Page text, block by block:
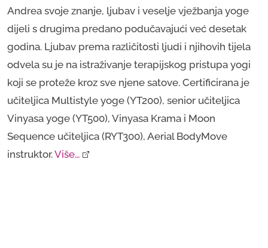
Andrea svoje znanje, ljubav i veselje vježbanja yoge
dijeli s drugima predano podučavajući već desetak
godina. Ljubav prema različitosti ljudi i njihovih tijela
odvela su je na istraživanje terapijskog pristupa yogi
koji se proteže kroz sve njene satove. Certificirana je
učiteljica Multistyle yoge (YT200), senior učiteljica
Vinyasa yoge (YT500), Vinyasa Krama i Moon
Sequence učiteljica (RYT300), Aerial BodyMove
instruktor.Više…